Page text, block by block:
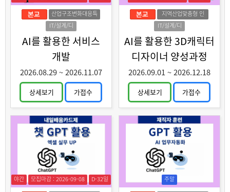
산업구조변화대응특
화훈련
IT/설계/디
자인
AI를 활용한 서비스
개발
2026.08.29~2026.11.07
상세보기 가접수
지역산업맞춤형 인
력양성
IT/설계/디
자인
AI를 활용한 3D캐릭터
디자이너 양성과정
2026.09.01~2026.12.18
상세보기 가접수
야간 모집마감 : 2026-09-08
D-32일
주말